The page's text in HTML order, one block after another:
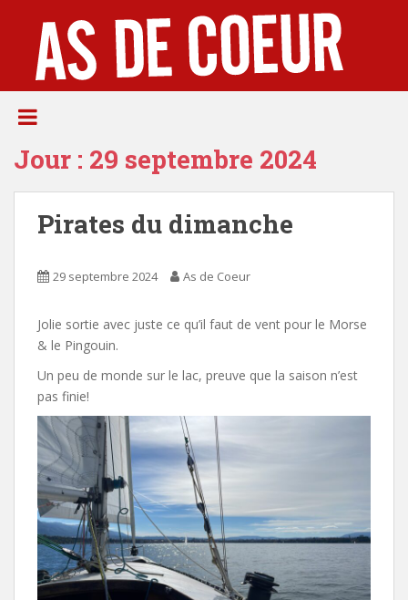
t
Jour : 29 septembre 2024
Pirates du dimanche
29 septembre 2024 As de Coeur
Jolie sortie avec juste ce qu’il faut de vent pour le Morse
& le Pingouin.
Un peu de monde sur le lac, preuve que la saison n’est
pas finie!